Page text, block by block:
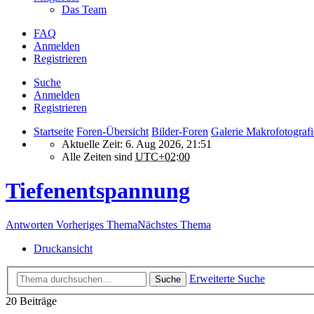
Das Team
FAQ
Anmelden
Registrieren
Suche
Anmelden
Registrieren
Startseite Foren-Übersicht Bilder-Foren Galerie
Aktuelle Zeit: 6. Aug 2026, 21:51
Alle Zeiten sind UTC+02:00
Tiefenentspannung
Antworten Vorheriges ThemaNächstes Thema
Druckansicht
Suche
Erweiterte Suche
20 Beiträge